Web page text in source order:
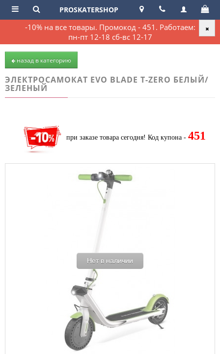
-10% на все товары. Промокод - 451. Работаем:
пн-пт 12-18 сб-вс 12-17
PROSKATERSHOP
назад в категорию
ЭЛЕКТРОСАМОКАТ EVO BLADE T-ZERO БЕЛЫЙ/
ЗЕЛЕНЫЙ
при заказе товара сегодня! Код купона - 451
Нет в наличии